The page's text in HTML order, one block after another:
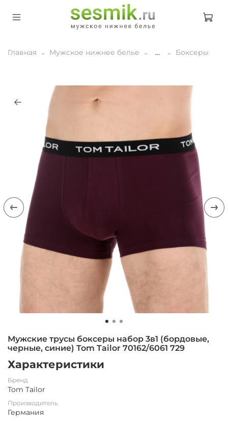
Главная Мужское нижнее белье ... Боксеры
Мужские трусы боксеры набор 3в1 (бордовые,
черные, синие) Tom Tailor 70162/6061 729
Характеристики
Бренд
Tom Tailor
Производитель
Германия